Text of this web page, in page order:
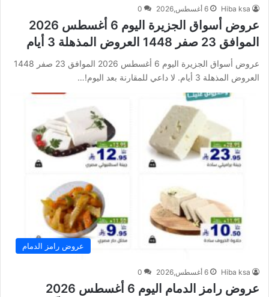
Hiba ksa 6 أغسطس,2026 0
عروض أسواق الجزيرة اليوم 6 أغسطس 2026
الموافق 23 صفر 1448 العروض المذهلة 3 أيام
عروض أسواق الجزيرة اليوم 6 أغسطس 2026 الموافق 23 صفر 1448
العروض المذهلة 3 أيام. لا داعي للمقارنة بعد اليوم!…
عروض رامز الدمام
Hiba ksa 6 أغسطس,2026 0
عروض رامز الدمام اليوم 6 أغسطس 2026